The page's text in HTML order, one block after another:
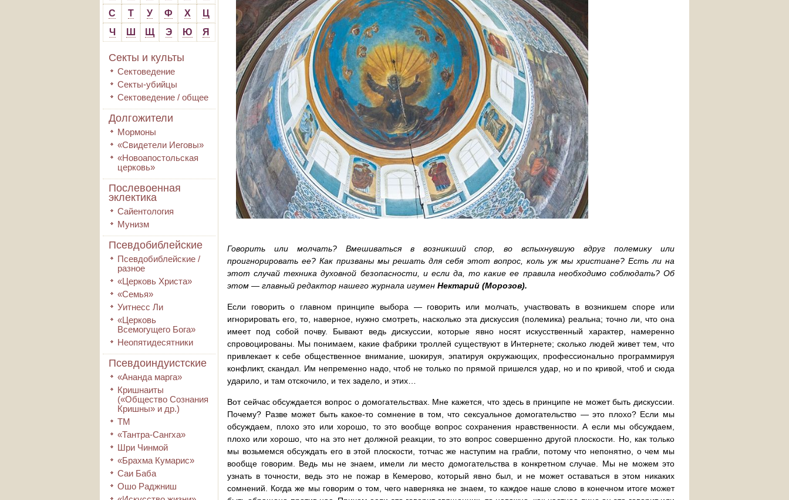
С
Т У Ф Х
Ц
Ч
Ш Щ Э Ю Я
Секты и культы
Сектоведение
Секты-убийцы
Сектоведение / общее
Долгожители
Мормоны
«Свидетели Иеговы»
«Новоапостольская
церковь»
Послевоенная
эклектика
Сайентология
Мунизм
Псевдобиблейские
Псевдобиблейские /
разное
«Церковь Христа»
«Семья»
Уитнесс Ли
«Церковь
Всемогущего Бога»
Неопятидесятники
Псевдоиндуистские
«Ананда марга»
Кришнаиты
(«Общество Сознания
Кришны» и др.)
ТМ
«Тантра-Сангха»
Шри Чинмой
«Брахма Кумарис»
Саи Баба
Ошо Раджниш
Говорить или молчать? Вмешиваться в возникший спор, во вспыхнувшую вдруг полемику или
проигнорировать ее? Как призваны мы решать для себя этот вопрос, коль уж мы христиане? Есть ли на
этот случай техника духовной безопасности, и если да, то какие ее правила необходимо соблюдать? Об
этом — главный редактор нашего журнала игумен Нектарий (Морозов).
Если говорить о главном принципе выбора — говорить или молчать, участвовать в возникшем споре или
игнорировать его, то, наверное, нужно смотреть, насколько эта дискуссия (полемика) реальна; точно ли, что она
имеет под собой почву. Бывают ведь дискуссии, которые явно носят искусственный характер, намеренно
спровоцированы. Мы понимаем, какие фабрики троллей существуют в Интернете; сколько людей живет тем, что
привлекает к себе общественное внимание, шокируя, эпатируя окружающих, профессионально программируя
конфликт, скандал. Им непременно надо, чтоб не только по прямой пришелся удар, но и по кривой, чтоб и сюда
ударило, и там отскочило, и тех задело, и этих…
Вот сейчас обсуждается вопрос о домогательствах. Мне кажется, что здесь в принципе не может быть дискуссии.
Почему? Разве может быть какое-то сомнение в том, что сексуальное домогательство — это плохо? Если мы
обсуждаем, плохо это или хорошо, то это вообще вопрос сохранения нравственности. А если мы обсуждаем,
плохо или хорошо, что на это нет должной реакции, то это вопрос совершенно другой плоскости. Но, как только
мы возьмемся обсуждать его в этой плоскости, тотчас же наступим на грабли, потому что непонятно, о чем мы
вообще говорим. Ведь мы не знаем, имели ли место домогательства в конкретном случае. Мы не можем это
узнать в точности, ведь это не пожар в Кемерово, который явно был, и не может оставаться в этом никаких
сомнений. Когда же мы говорим о том, чего наверняка не знаем, то каждое наше слово в конечном итоге может